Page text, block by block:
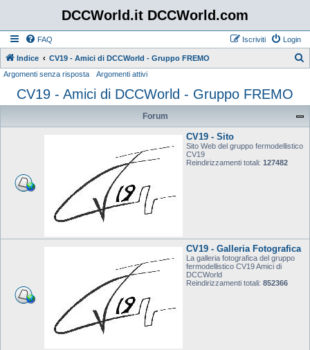
DCCWorld.it DCCWorld.com
FAQ Login
Iscriviti
Indice CV19 - Amici di DCCWorld - Gruppo FREMO
c
Argomenti senza risposta Argomenti attivi
CV19 - Amici di DCCWorld - Gruppo FREMO
Forum
CV19 - Sito
Sito Web del gruppo fermodellistico
CV19
Reindirizzamenti totali: 127482
CV19 - Galleria Fotografica
La galleria fotografica del gruppo
fermodellistico CV19 Amici di
DCCWorld
Reindirizzamenti totali: 852366